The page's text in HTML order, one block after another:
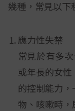
幾種，常見以下
應力性失禁
常見於有多
或年長的女
的控制能力
物、咳嗽時，